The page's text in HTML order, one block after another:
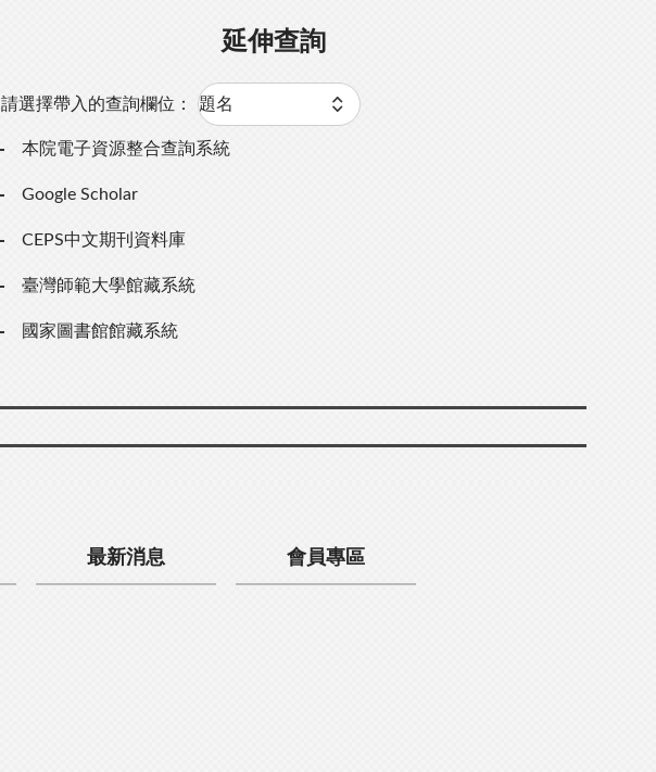
延伸查詢
請選擇帶入的查詢欄位：
本院電子資源整合查詢系統
Google Scholar
CEPS中文期刊資料庫
臺灣師範大學館藏系統
國家圖書館館藏系統
最新消息 會員專區